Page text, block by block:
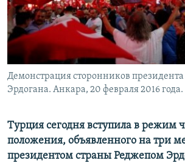
Демонстрация сторонников
Эрдогана. Анкара, 20 февраля 2016 года.
Турция сегодня вступила в режим
положения, объявленного на три
президентом страны Реджепом